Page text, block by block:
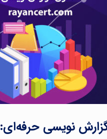
نویسی حرفه‌ای: